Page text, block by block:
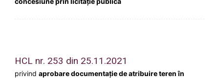
HCL nr. 253 din 25.11.2021
privind aprobare documentație de atribuire teren în